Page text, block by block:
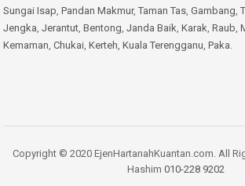
Sungai Isap, Pandan Makmur, Taman Tas, Gambang,
Jengka, Jerantut, Bentong, Janda Baik, Karak, Raub,
Kemaman, Chukai, Kerteh, Kuala Terengganu, Paka.
Copyright © 2020 EjenHartanahKuantan.com. All
Hashim 010-228 9202